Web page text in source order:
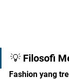
💡 Filosofi
Fashion yang